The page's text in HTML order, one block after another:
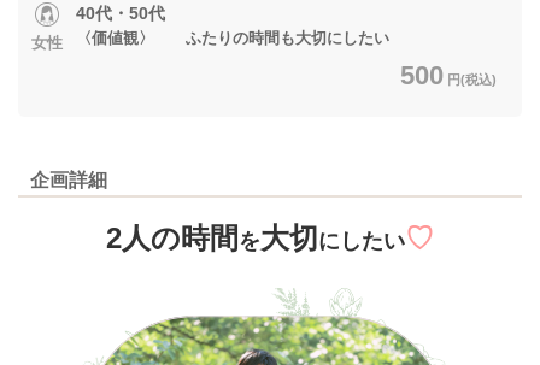
女性
40代・50代
〈価値観〉 ふたりの時間も大切にしたい
500 円(税込)
企画詳細
2人の時間 を大切にしたい♡